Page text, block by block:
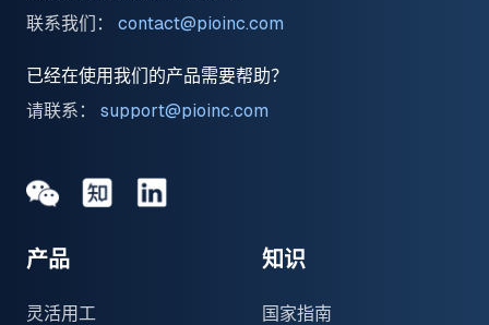
联系我们：
contact@pioinc.com
已经在使用我们的产品需要帮助？
请联系：
support@pioinc.com
MediumMedium领英
产品
灵活用工
知识
国家指南